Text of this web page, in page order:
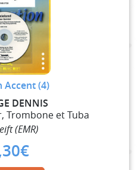
Accent (4)
DENNIS
Trombone et Tuba
(EMR)
€